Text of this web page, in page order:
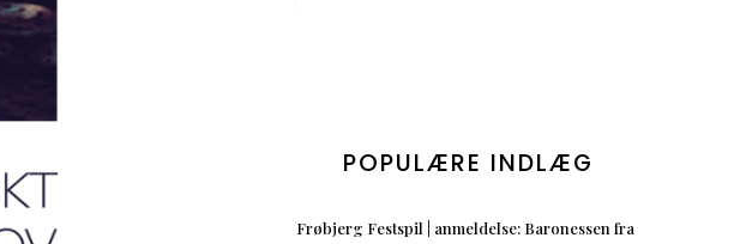
POPULÆRE INDLÆG
Frøbjerg Festspil | anmeldelse: Baronessen fra